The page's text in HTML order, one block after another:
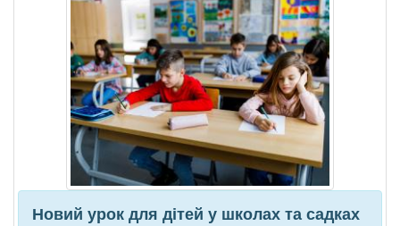
Новий урок для дітей у школах та садках